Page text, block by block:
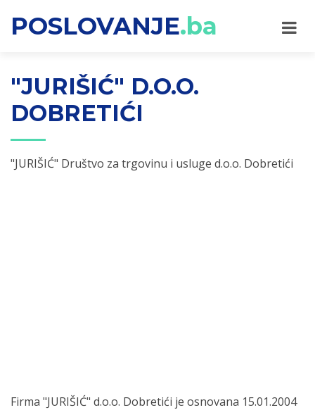
POSLOVANJE.ba
"JURIŠIĆ" D.O.O.
DOBRETIĆI
"JURIŠIĆ" Društvo za trgovinu i usluge d.o.o. Dobretići
Firma "JURIŠIĆ" d.o.o. Dobretići je osnovana 15.01.2004